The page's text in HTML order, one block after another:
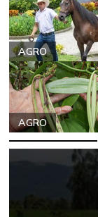
AGRO
AGRO